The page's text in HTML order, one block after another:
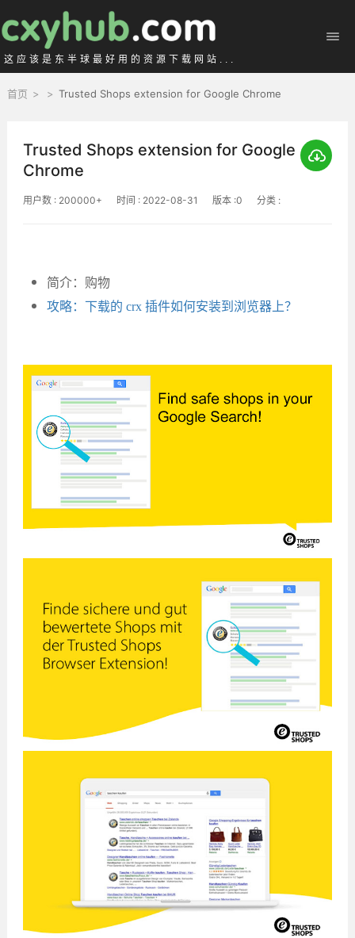
这应该是东半球最好用的资源下载网站...
首页 > > Trusted Shops extension for Google Chrome
Trusted Shops extension for Google
Chrome
用户数 : 200000+ 时间 : 2022-08-31 版本 :0 分类 :
简介：购物
攻略：下载的 crx 插件如何安装到浏览器上？